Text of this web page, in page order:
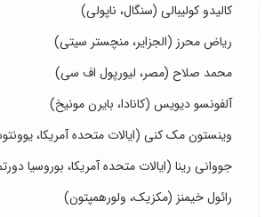
کالیدو کولیبالی (سنگال، ناپولی)
ریاض محرز (الجزایر، منچستر سیتی)
محمد صلاح (مصر، لیورپول اف سی)
آلفونسو دیویس (کانادا، بایرن مونیخ)
وینستون مک کنی (ایالات متحده آمریکا،
جووانی رینا (ایالات متحده آمریکا، بوروسیا
رائول خیمنز (مکزیک، ولورهمپتون)